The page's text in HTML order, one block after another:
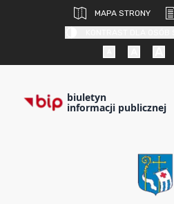
MAPA STRONY
biuletyn
informacji publicznej